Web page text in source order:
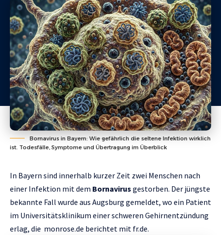
Bornavirus in Bayern: Wie gefährlich die seltene Infektion wirklich
ist. Todesfälle, Symptome und Übertragung im Überblick
In Bayern sind innerhalb kurzer Zeit zwei Menschen nach
einer Infektion mit dem Bornavirus gestorben. Der jüngste
bekannte Fall wurde aus Augsburg gemeldet, wo ein Patient
im Universitätsklinikum einer schweren Gehirnentzündung
erlag, die monrose.de berichtet mit fr.de.